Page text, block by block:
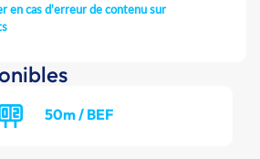
en cas d'erreur de contenu sur
50m / BEF